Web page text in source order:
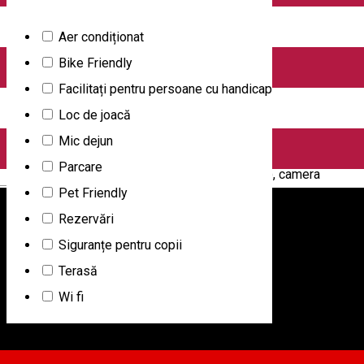
Aer condiționat
Bike Friendly
Facilitați pentru persoane cu handicap
Loc de joacă
Mic dejun
Parcare
Pet Friendly
Rezervări
Siguranțe pentru copii
Terasă
Wi fi
B13 Hostel
B13 Hostel este localizat central, pe bulevardul pietonal
Nicolae Balcescu, la doar 2 minute de Piata Mare. Printre
facilitatile puse la dispozitia turistilor se numara Wi Fi gratuit
in toata cladirea (dormitoare si zonele comune), camera
comuna foarte spatioasa, quiet room- sala de studiu,
bucatarie. B13 Hostel ofera cazare si pune la dispozitie
toalete si dusuri comune. Deasemenea dispune de o sala de
recreere (lounge room) cu mese, internet si TV. Oaspetii se
vor bucura de o locatie nou renovata, bucatarie comuna,